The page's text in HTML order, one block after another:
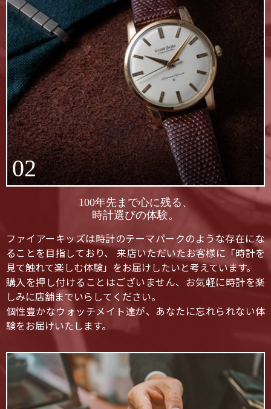
02
100年先まで心に残る、
時計選びの体験。
ファイアーキッズは時計のテーマパークのような存在にな
ることを目指しており、 来店いただいたお客様に「時計を
見て触れて楽しむ体験」をお届けしたいと考えています。
購入を押し付けることはございません、お気軽に時計を楽
しみに店舗までいらしてください。
個性豊かなウォッチメイト達が、あなたに忘れられない体
験をお届けいたします。